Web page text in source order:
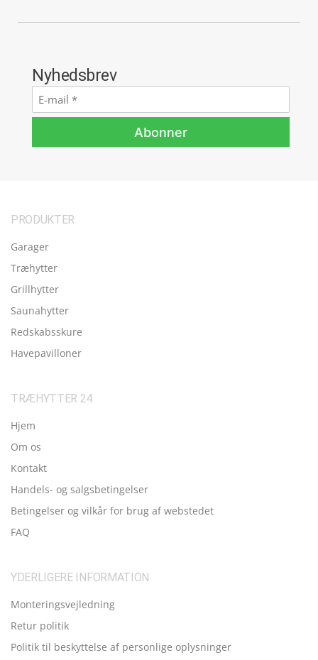
Nyhedsbrev
E-
mail*
Abonner
PRODUKTER
Garager
Træhytter
Grillhytter
Saunahytter
Redskabsskure
Havepavilloner
TRÆHYTTER 24
Hjem
Om os
Kontakt
Handels- og salgsbetingelser
Betingelser og vilkår for brug af webstedet
FAQ
YDERLIGERE INFORMATION
Monteringsvejledning
Retur politik
Politik til beskyttelse af personlige oplysninger